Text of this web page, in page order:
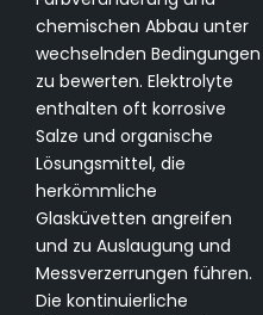
chemischen Abbau unter
wechselnden Bedingungen
zu bewerten. Elektrolyte
enthalten oft korrosive
Salze und organische
Lösungsmittel, die
herkömmliche
Glasküvetten angreifen
und zu Auslaugung und
Messverzerrungen führen.
Die kontinuierliche